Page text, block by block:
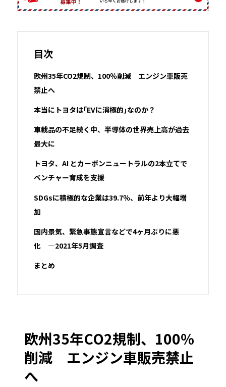
目次
欧州35年CO2規制、100％削減 エンジン車販売
禁止へ
本当にトヨタは｢EVに消極的｣なのか？
車載品の不足続く中、半導体の世界売上高が過去
最大に
トヨタ、AI とカーボンニュートラルの2本立てで
ベンチャー育成を支援
SDGsに積極的な企業は39.7％、前年より大幅増
加
国内景気、緊急事態宣言などで4ヶ月ぶりに悪
化 ―2021年5月調査
まとめ
欧州35年CO2規制、100％
削減 エンジン車販売禁止
へ